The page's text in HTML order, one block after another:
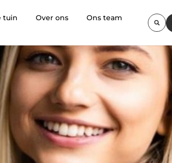
tuin Over ons
Ons team